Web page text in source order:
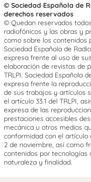
© Sociedad Española de
derechos reservados
© Quedan reservados
radiofónicos y las obras y
como sobre los contenidos
Sociedad Española de
expresa frente al uso de
elaboración de revistas de
TRLPI. Sociedad Española
expresa frente la
de sus trabajos y artículos
el artículo 33.1 del TRLPI,
expresa de las
prestaciones accesibles
mecánica u otros medios
conformidad con el artículo
2 de noviembre, así como
contenidos por tecnologías
naturaleza y finalidad.